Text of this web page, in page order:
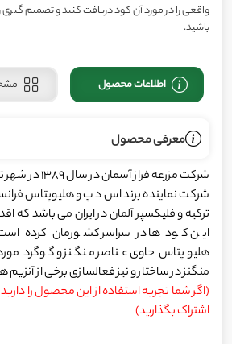
واقعی را در مورد آن کود دریافت کنید و تصمیم
باشید.
اطلاعات محصول
معرفی محصول
شرکت مزرعه فراز
شرکت نماینده برند اس د پ و هلیوپتاس فرانسه
ترکیه و فلیکسپر آلمان در ایران می باشد که
این کود ها در سراسر کشورمان کرده
هلیوپتاس حاوی عناصر منگنز و گوگرد
منگنز در ساختار و نیز فعالسازی برخی از
(اگر شما تجربه استفاده از این محصول را
اشتراک بگذارید)